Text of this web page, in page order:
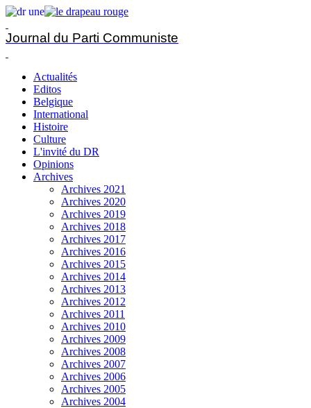
Journal du Parti Communiste
Actualités
Editos
Belgique
International
Histoire
Culture
L'invité du DR
Opinions
Archives
Archives 2021
Archives 2020
Archives 2019
Archives 2018
Archives 2017
Archives 2016
Archives 2015
Archives 2014
Archives 2013
Archives 2012
Archives 2011
Archives 2010
Archives 2009
Archives 2008
Archives 2007
Archives 2006
Archives 2005
Archives 2004